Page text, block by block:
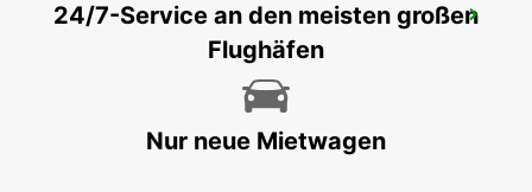
MADRID FLUGHAFEN TERMINAL 4
24/7-Service an den meisten großen
Flughäfen
Nur neue Mietwagen